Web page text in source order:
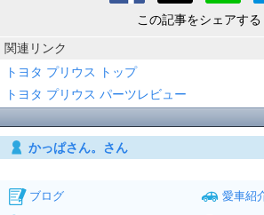
この記事をシェアする
関連リンク
トヨタ プリウス トップ
トヨタ プリウス パーツレビュー
かっぱさん。さん
ブログ
愛車紹